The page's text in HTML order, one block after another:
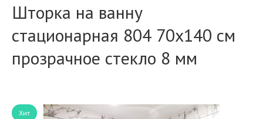
Шторка на ванну
стационарная 804 70x140 см
прозрачное стекло 8 мм
Хит